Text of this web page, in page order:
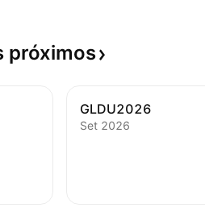
próximos
GLDU2026
Set 2026